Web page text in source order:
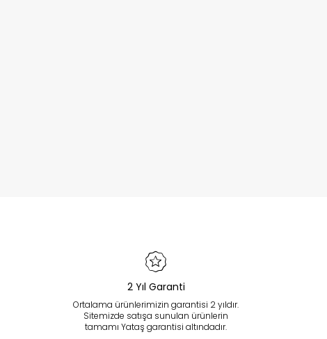
2 Yıl Garanti
Ortalama ürünlerimizin garantisi 2 yıldır.
Sitemizde satışa sunulan ürünlerin
tamamı Yataş garantisi altındadır.